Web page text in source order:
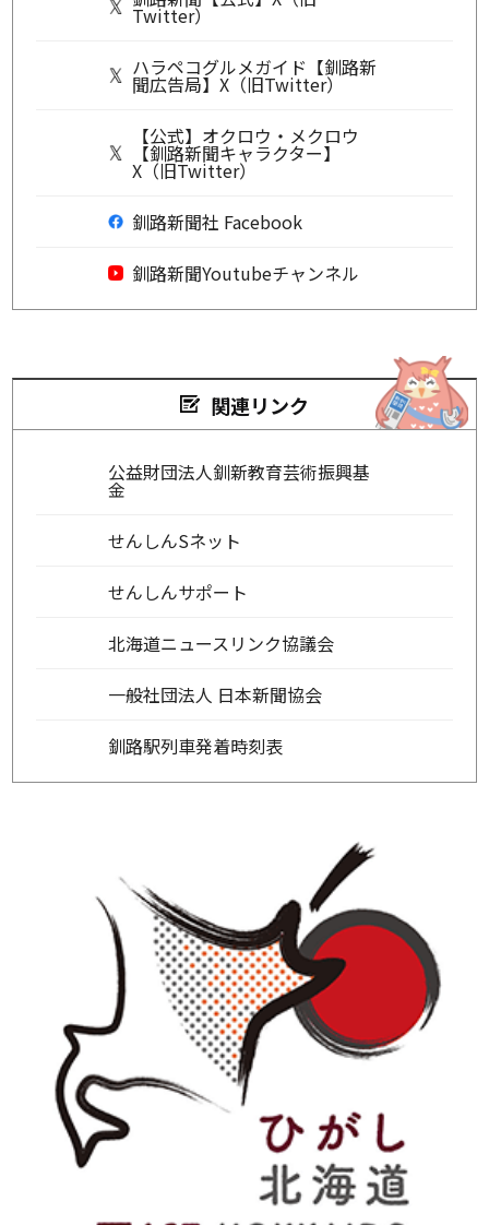
Twitter）
ハラペコグルメガイド【釧路新
聞広告局】X（旧Twitter）
【公式】オクロウ・メクロウ
【釧路新聞キャラクター】
X（旧Twitter）
釧路新聞社 Facebook
釧路新聞Youtubeチャンネル
関連リンク
公益財団法人釧新教育芸術振興基
金
せんしんSネット
せんしんサポート
北海道ニュースリンク協議会
一般社団法人 日本新聞協会
釧路駅列車発着時刻表